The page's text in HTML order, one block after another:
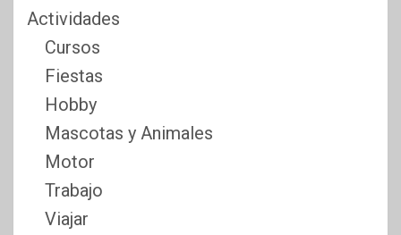
Actividades
Cursos
Fiestas
Hobby
Mascotas y Animales
Motor
Trabajo
Viajar